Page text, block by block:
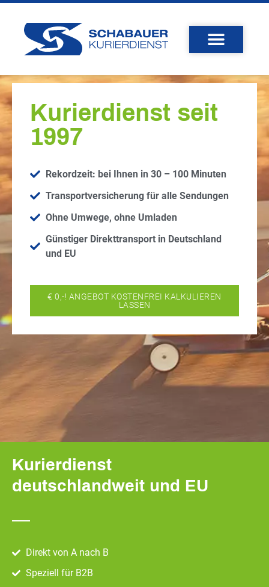
Kurierdienst seit
1997
Rekordzeit: bei Ihnen in 30 – 100 Minuten
Transportversicherung für alle Sendungen
Ohne Umwege, ohne Umladen
Günstiger Direkttransport in Deutschland
und EU
€ 0,-! ANGEBOT KOSTENFREI KALKULIEREN
LASSEN
Kurierdienst
deutschlandweit und EU
Direkt von A nach B
Speziell für B2B